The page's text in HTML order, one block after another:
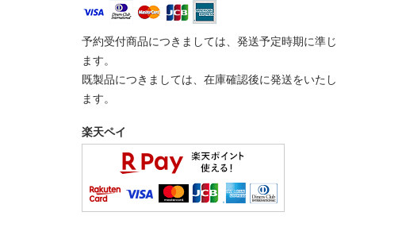
予約受付商品につきましては、発送予定時期に準じ
ます。
既製品につきましては、在庫確認後に発送をいたし
ます。
楽天ペイ